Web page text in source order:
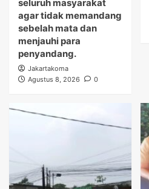
seluruh masyarakat
agar tidak memandang
sebelah mata dan
menjauhi para
penyandang.
Jakartakoma
Agustus 8, 2026
0